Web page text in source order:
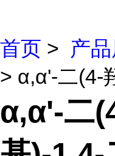
首页 > 产
> α,α'-二(4-
α,α'-二